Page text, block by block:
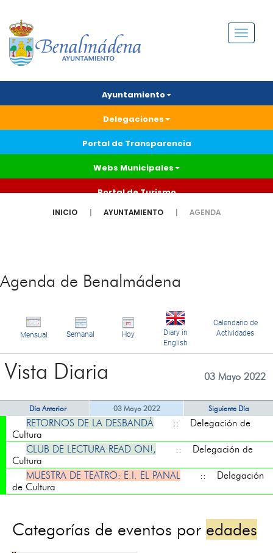
Menú
Ayuntamiento
Delegaciones
Portal de Transparencia
Webs Municipales
Portal de Turismo
INICIO AYUNTAMIENTO AGENDA
Agenda de Benalmádena
Mensual Semanal Hoy
Diary in
English
Calendario de
Actividades
Vista Diaria 03 Mayo 2022
Día Anterior 03 Mayo 2022 Siguiente Día
RETORNOS DE LA DESBANDÁ
:: Delegación de
Cultura
CLUB DE LECTURA READ ON!,
:: Delegación de
Cultura
MUESTRA DE TEATRO: E.I. EL PANAL
:: Delegación
de Cultura
Categorías de eventos por edades